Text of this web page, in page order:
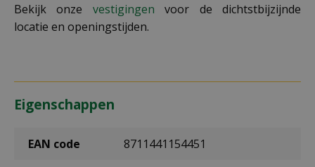
Bekijk onze vestigingen voor de dichtstbijzijnde
locatie en openingstijden.
Eigenschappen
EAN code 8711441154451